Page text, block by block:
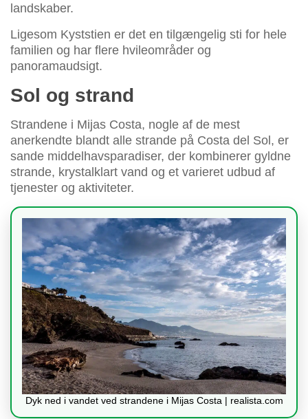
landskaber.
Ligesom Kyststien er det en tilgængelig sti for hele
familien og har flere hvileområder og
panoramaudsigt.
Sol og strand
Strandene i Mijas Costa, nogle af de mest
anerkendte blandt alle strande på Costa del Sol, er
sande middelhavsparadiser, der kombinerer gyldne
strande, krystalklart vand og et varieret udbud af
tjenester og aktiviteter.
Dyk ned i vandet ved strandene i Mijas Costa | realista.com